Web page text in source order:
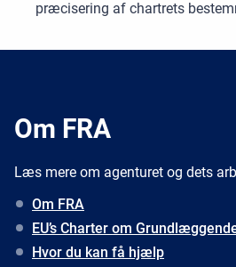
præcisering af chartrets
Om FRA
Læs mere om agenturet og dets
Om FRA
EU’s Charter om
Hvor du kan få hjælp